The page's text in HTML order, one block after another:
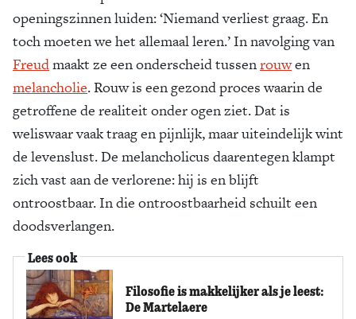
openingszinnen luiden: ‘Niemand verliest graag. En
toch moeten we het allemaal leren.’ In navolging van
Freudmaakt ze een onderscheid tussenrouwen
melancholie. Rouw is een gezond proces waarin de
getroffene de realiteit onder ogen ziet. Dat is
weliswaar vaak traag en pijnlijk, maar uiteindelijk wint
de levenslust. De melancholicus daarentegen klampt
zich vast aan de verlorene: hij is en blijft
ontroostbaar. In die ontroostbaarheid schuilt een
doodsverlangen.
Lees ook
Filosofie is makkelijker als je leest:
De Martelaere